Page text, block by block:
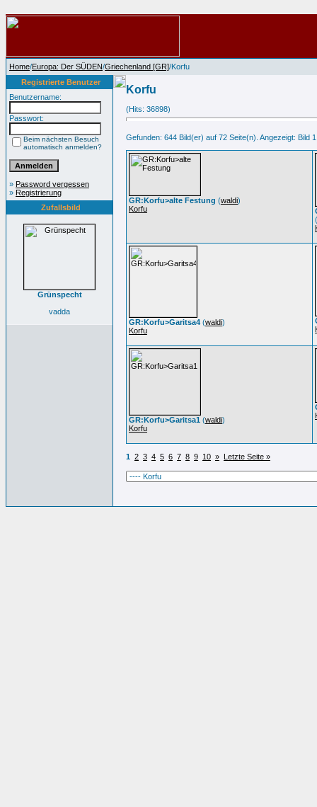
Home/Europa: Der SÜDEN/Griechenland [GR]/Korfu
Registrierte Benutzer
Benutzername:
Passwort:
Beim nächsten Besuch
automatisch anmelden?
» Password vergessen
» Registrierung
Zufallsbild
Grünspecht
vadda
Korfu
(Hits: 36898)
Gefunden: 644 Bild(er) auf 72 Seite(n). Angezeigt: Bild
GR:Korfu>alte Festung (waldi)
Korfu
(
GR:Korfu>Garitsa4 (waldi)
Korfu
GR:Korfu>Garitsa1 (waldi)
Korfu
1 2 3 4 5 6 7 8 9 10 » Letzte Seite »